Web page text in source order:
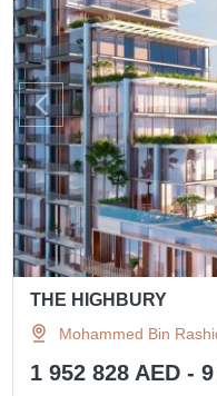
THE HIGHBURY
Mohammed Bin
1 952 828 AED -